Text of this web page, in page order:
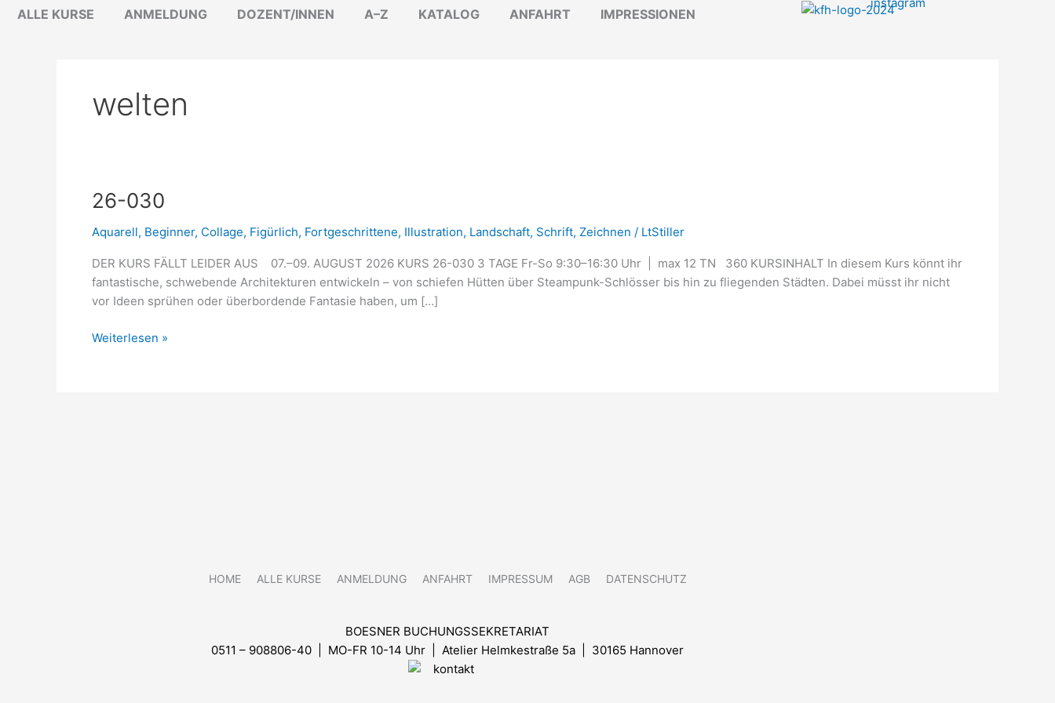
ZumALLE KURSE ANMELDUNG DOZENT/INNEN A–Z KATALOG ANFAHRT IMPRESSIONEN
welten
26-030
Aquarell, Beginner, Collage, Figürlich, Fortgeschrittene, Illustration, Landschaft, Schrift, Zeichnen / LtStiller
DER KURS FÄLLT LEIDER AUS 07.–09. AUGUST 2026 KURS 26-030 3 TAGE Fr-So 9:30–16:30 Uhr | max 12 TN 360 KURSINHALT In diesem Kurs könnt ihr
fantastische, schwebende Architekturen entwickeln – von schiefen Hütten über Steampunk-Schlösser bis hin zu fliegenden Städten. Dabei müsst ihr nicht
vor Ideen sprühen oder überbordende Fantasie haben, um […]
26-
Weiterlesen »
HOME ALLE KURSE ANMELDUNG ANFAHRT IMPRESSUM AGB DATENSCHUTZ
BOESNER BUCHUNGSSEKRETARIAT
0511 – 908806-40 | MO-FR 10-14 Uhr
| Atelier Helmkestraße 5a | 30165 Hannover